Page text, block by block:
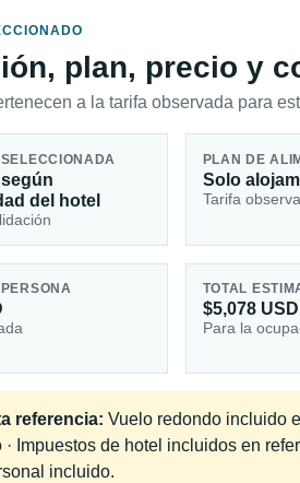
plan, precio y
a la tarifa observada para
del hotel
PLAN DE
Solo
Tarifa
TOTAL
$5,078 USD
Para la
referencia: Vuelo redondo incluido
· Impuestos de hotel incluidos en
incluido.